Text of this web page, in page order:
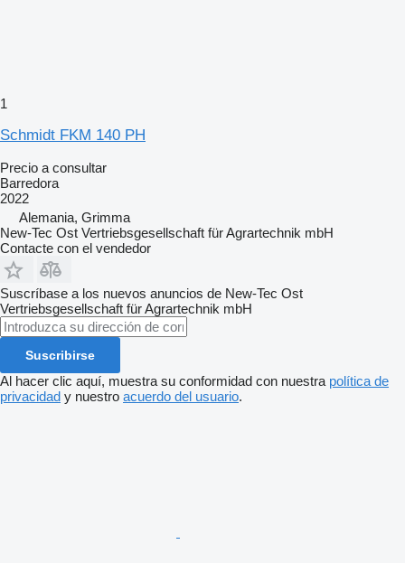
1
Schmidt FKM 140 PH
Precio a consultar
Barredora
2022
Alemania, Grimma
New-Tec Ost Vertriebsgesellschaft für Agrartechnik mbH
Contacte con el vendedor
Suscríbase a los nuevos anuncios de New-Tec Ost
Vertriebsgesellschaft für Agrartechnik mbH
Suscribirse
Al hacer clic aquí, muestra su conformidad con nuestra política de
privacidad y nuestro acuerdo del usuario.